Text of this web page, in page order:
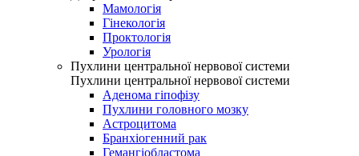
Мамологія
Гінекологія
Проктологія
Урологія
Пухлини центральної нервової системи
Пухлини центральної нервової системи
Аденома гіпофізу
Пухлини головного мозку
Астроцитома
Бранхіогенний рак
Гемангіобластома